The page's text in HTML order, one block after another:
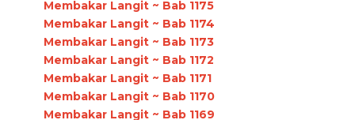
Membakar Langit ~ Bab 1175
Membakar Langit ~ Bab 1174
Membakar Langit ~ Bab 1173
Membakar Langit ~ Bab 1172
Membakar Langit ~ Bab 1171
Membakar Langit ~ Bab 1170
Membakar Langit ~ Bab 1169